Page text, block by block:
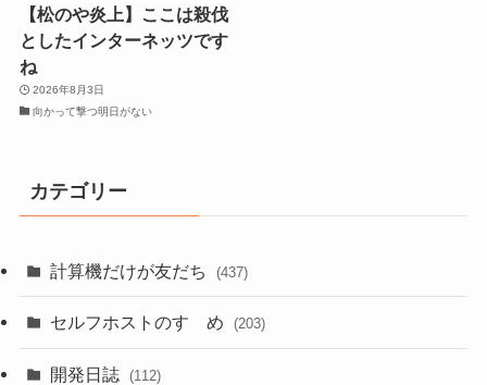
【松のや炎上】ここは殺伐
としたインターネッツです
ね
2026年8月3日
向かって撃つ明日がない
カテゴリー
計算機だけが友だち (437)
セルフホストのすゝめ (203)
開発日誌 (112)